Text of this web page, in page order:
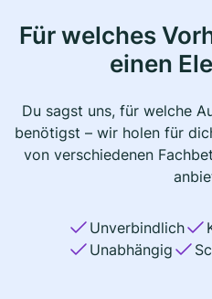
Für welches
einen
Du sagst uns, für welche
benötigst – wir holen für
von verschiedenen
Unverbindlich
Unabhängig